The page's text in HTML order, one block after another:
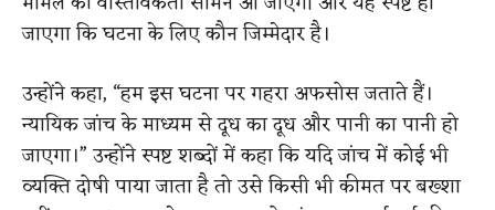
जाएगा कि घटना के लिए कौन जिम्मेदार है।
उन्होंने कहा, “हम इस घटना पर गहरा अफसोस जताते हैं।
न्यायिक जांच के माध्यम से दूध का दूध और पानी का पानी हो
जाएगा।” उन्होंने स्पष्ट शब्दों में कहा कि यदि जांच में कोई भी
व्यक्ति दोषी पाया जाता है तो उसे किसी भी कीमत पर बख्शा